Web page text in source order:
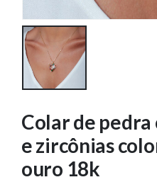
Colar de
e zircônias
ouro 18k